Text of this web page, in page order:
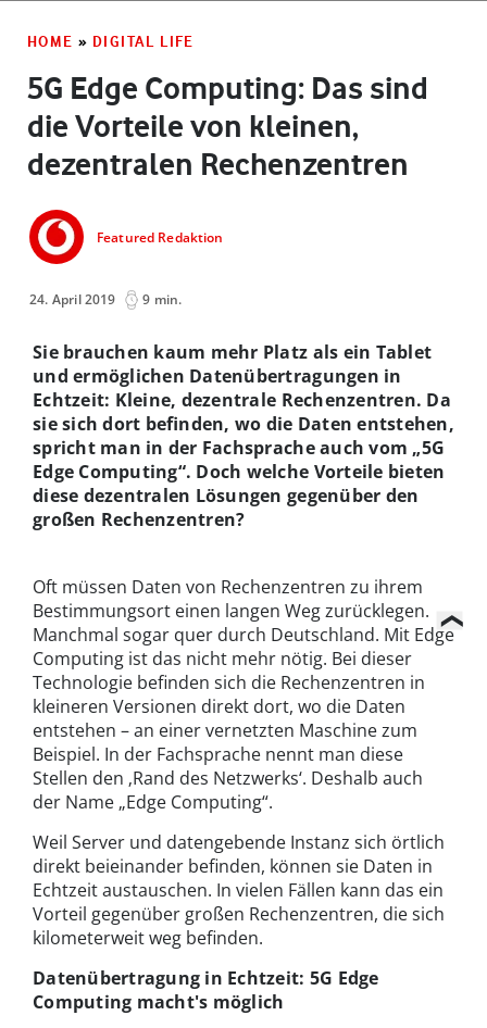
HOME » DIGITAL LIFE
5G Edge Computing: Das sind
die Vorteile von kleinen,
dezentralen Rechenzentren
Featured Redaktion
24. April 2019 9 min.
Sie brauchen kaum mehr Platz als ein Tablet
und ermöglichen Datenübertragungen in
Echtzeit: Kleine, dezentrale Rechenzentren. Da
sie sich dort befinden, wo die Daten entstehen,
spricht man in der Fachsprache auch vom „5G
Edge Computing“. Doch welche Vorteile bieten
diese dezentralen Lösungen gegenüber den
großen Rechenzentren?
Oft müssen Daten von Rechenzentren zu ihrem
Bestimmungsort einen langen Weg zurücklegen.
Manchmal sogar quer durch Deutschland. Mit Edge
Computing ist das nicht mehr nötig. Bei dieser
Technologie befinden sich die Rechenzentren in
kleineren Versionen direkt dort, wo die Daten
entstehen – an einer vernetzten Maschine zum
Beispiel. In der Fachsprache nennt man diese
Stellen den ‚Rand des Netzwerks‘. Deshalb auch
der Name „Edge Computing“.
Weil Server und datengebende Instanz sich örtlich
direkt beieinander befinden, können sie Daten in
Echtzeit austauschen. In vielen Fällen kann das ein
Vorteil gegenüber großen Rechenzentren, die sich
kilometerweit weg befinden.
Datenübertragung in Echtzeit: 5G Edge
Computing macht's möglich